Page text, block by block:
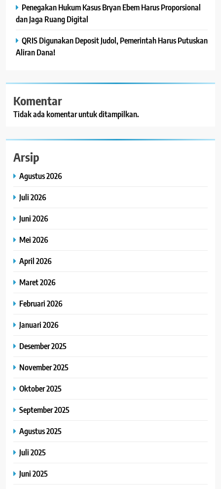
Penegakan Hukum Kasus Bryan Ebem Harus Proporsional
dan Jaga Ruang Digital
QRIS Digunakan Deposit Judol, Pemerintah Harus Putuskan
Aliran Dana!
Komentar
Tidak ada komentar untuk ditampilkan.
Arsip
Agustus 2026
Juli 2026
Juni 2026
Mei 2026
April 2026
Maret 2026
Februari 2026
Januari 2026
Desember 2025
November 2025
Oktober 2025
September 2025
Agustus 2025
Juli 2025
Juni 2025